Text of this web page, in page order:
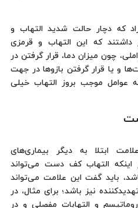
که دچار حالت شدید التهاب و
که این التهاب و قرمزی
چون میزان دما، قرار گرفتن در
و یا قرار گرفتن بازوها در جهت
عوامل موجب بروز التهاب خیلی
ابتلا به دیگر بیماری‌های
اینکه التهاب کف دست می‌تواند
باید گفت این علامت می‌تواند
نیز باشد؛ برای مثال، در
به روماتیسم و التهابات مفصلی و در